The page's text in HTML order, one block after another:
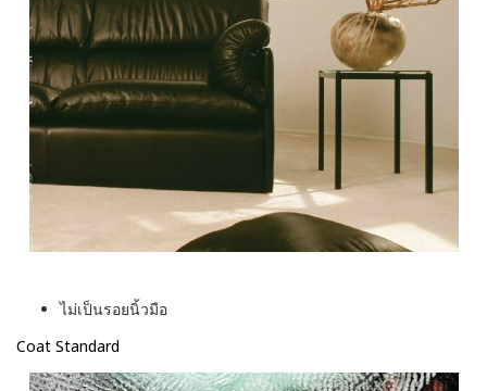
ไม่เป็นรอยนิ้วมือ
Coat Standard